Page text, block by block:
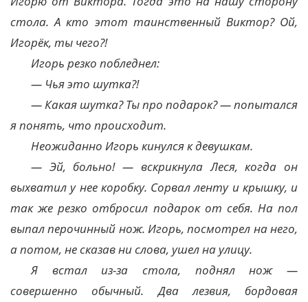
стола. А кто этот таинственный Виктор? Ой,
Игорёк, ты чего?!
Игорь резко побледнел:
— Чья это шутка?!
— Какая шутка? Ты про подарок? — попытался
я понять, что происходит.
Неожиданно Игорь кинулся к девушкам.
— Эй, больно! — вскрикнула Леся, когда он
выхватил у нее коробку. Сорвал ленту и крышку, и
так же резко отбросил подарок от себя. На пол
выпал перочинный нож. Игорь, посмотрел на него,
а потом, не сказав ни слова, ушел на улицу.
Я встал из-за стола, поднял нож —
совершенно обычный. Два лезвия, бордовая